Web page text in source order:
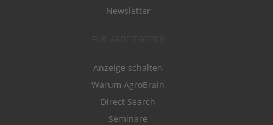
Newsletter
Anzeige schalten
Warum AgroBrain
Direct Search
Seminare